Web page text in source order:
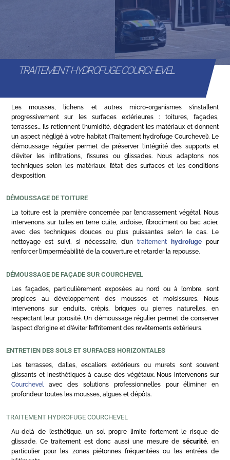
TRAITEMENT HYDROFUGE COURCHEVEL
Les mousses, lichens et autres micro-organismes s’installent
progressivement sur les surfaces extérieures : toitures, façades,
terrasses… Ils retiennent l’humidité, dégradent les matériaux et donnent
un aspect négligé à votre habitat (Traitement hydrofuge Courchevel). Le
démoussage régulier permet de préserver l’intégrité des supports et
d’éviter les infiltrations, fissures ou glissades. Nous adaptons nos
techniques selon les matériaux, l’état des surfaces et les conditions
d’exposition.
DÉMOUSSAGE DE TOITURE
La toiture est la première concernée par l’encrassement végétal. Nous
intervenons sur tuiles en terre cuite, ardoise, fibrociment ou bac acier,
avec des techniques douces ou plus puissantes selon le cas. Le
nettoyage est suivi, si nécessaire, d’untraitement hydrofuge pour
renforcer l’imperméabilité de la couverture et retarder la repousse.
DÉMOUSSAGE DE FAÇADE SUR COURCHEVEL
Les façades, particulièrement exposées au nord ou à l’ombre, sont
propices au développement des mousses et moisissures. Nous
intervenons sur enduits, crépis, briques ou pierres naturelles, en
respectant leur porosité. Un démoussage régulier permet de conserver
l’aspect d’origine et d’éviter l’effritement des revêtements extérieurs.
ENTRETIEN DES SOLS ET SURFACES HORIZONTALES
Les terrasses, dalles, escaliers extérieurs ou murets sont souvent
glissants et inesthétiques à cause des végétaux. Nous intervenons sur
Courchevelavec des solutions professionnelles pour éliminer en
profondeur toutes les mousses, algues et dépôts.
TRAITEMENT HYDROFUGE COURCHEVEL
Au-delà de l’esthétique, un sol propre limite fortement le risque de
glissade. Ce traitement est donc aussi une mesure de sécurité, en
particulier pour les zones piétonnes fréquentées ou les entrées de